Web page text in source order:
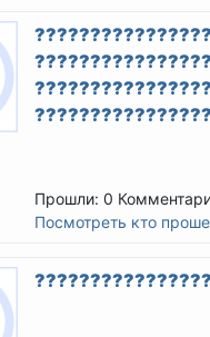
Прошли: 0
Посмотреть кто